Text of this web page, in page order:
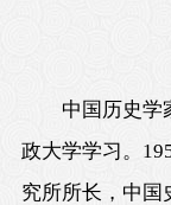
中国历史学
政大学学习。
究所所长，中国